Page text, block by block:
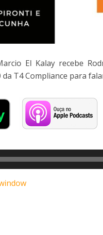
El Kalay recebe
da T4 Compliance para